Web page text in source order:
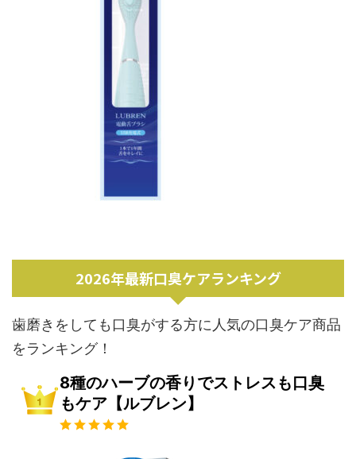
2026年最新口臭ケアランキング
歯磨きをしても口臭がする方に人気の口臭ケア商品
をランキング！
8種のハーブの香りでストレスも口臭
もケア【ルブレン】